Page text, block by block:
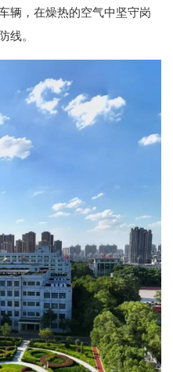
辆，在燥热的空气中坚守岗
线。